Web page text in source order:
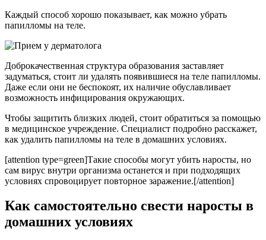
Каждый способ хорошо показывает, как можно убрать
папилломы на теле.
Доброкачественная структура образования заставляет
задуматься, стоит ли удалять появившиеся на теле папилломы.
Даже если они не беспокоят, их наличие обуславливает
возможность инфицирования окружающих.
Чтобы защитить близких людей, стоит обратиться за помощью
в медицинское учреждение. Специалист подробно расскажет,
как удалить папилломы на теле в домашних условиях.
[attention type=green]Такие способы могут убить наросты, но
сам вирус внутри организма останется и при подходящих
условиях спровоцирует повторное заражение.[/attention]
Как самостоятельно свести наросты в
домашних условиях